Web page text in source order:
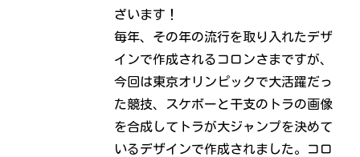
ざいます！
毎年、その年の流行を取り入れたデザ
インで作成されるコロンさまですが、
今回は東京オリンピックで大活躍だっ
た競技、スケボーと干支のトラの画像
を合成してトラが大ジャンプを決めて
いるデザインで作成されました。コロ